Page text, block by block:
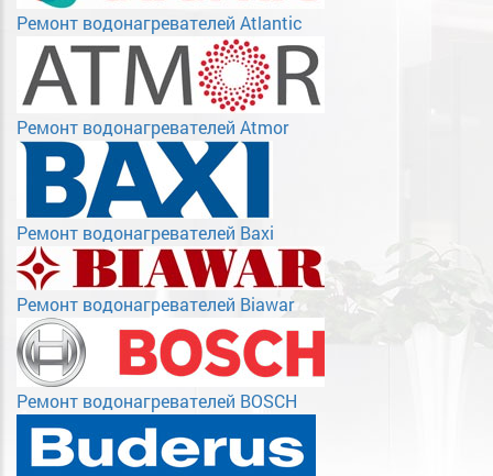
Ремонт водонагревателей Atlantic
Ремонт водонагревателей Atmor
Ремонт водонагревателей Baxi
Ремонт водонагревателей Biawar
Ремонт водонагревателей BOSCH